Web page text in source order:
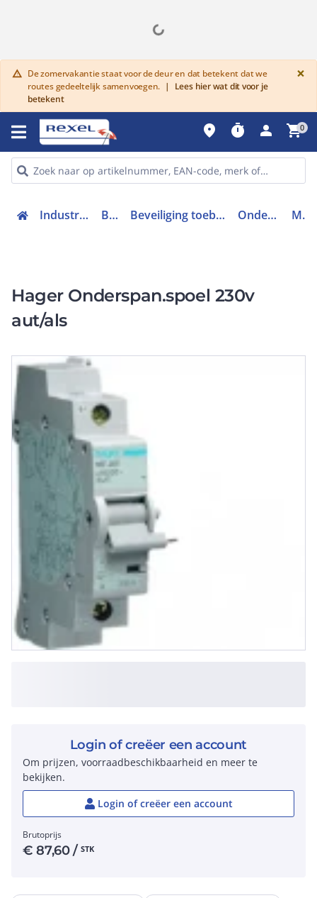
warning De zomervakantie staat voor de deur en dat betekent dat we
routes gedeeltelijk samenvoegen. |
Lees hier wat dit voor je
betekent
×
place timer person shopping_cart0
Industriele componenten Beveiliging Beveiliging toebehoren (spoel / beschermkap) Onderspanningsspoel MZ206
Hager Onderspan.spoel 230v
aut/als
Login of creëer een account
Om prijzen, voorraadbeschikbaarheid en meer te
bekijken.
Login of creëer een account
Brutoprijs
€87,60/ STK